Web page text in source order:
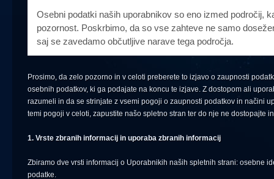
Osebni podatki naših uporabnikov so eno izmed področij,
pozornost. Poskrbimo, da so vse zahteve ne samo
saj se zavedamo občutljive narave tega področja.
Prosimo, da zelo pozorno in v celoti preberete to izjavo o zaupnosti
osebnih podatkov, ki ga podajate na koncu te izjave. Z dostopom ali
razumeli in da se strinjate z vsemi pogoji o zaupnosti podatkov in načini
temi pogoji v celoti, zapustite našo spletno stran ter do nje ne dostopajte
1. Vrste zbranih informacij in uporaba zbranih informacij
Zbiramo dve vrsti informacij o Uporabnikih naših spletnih strani: osebne
podatke.